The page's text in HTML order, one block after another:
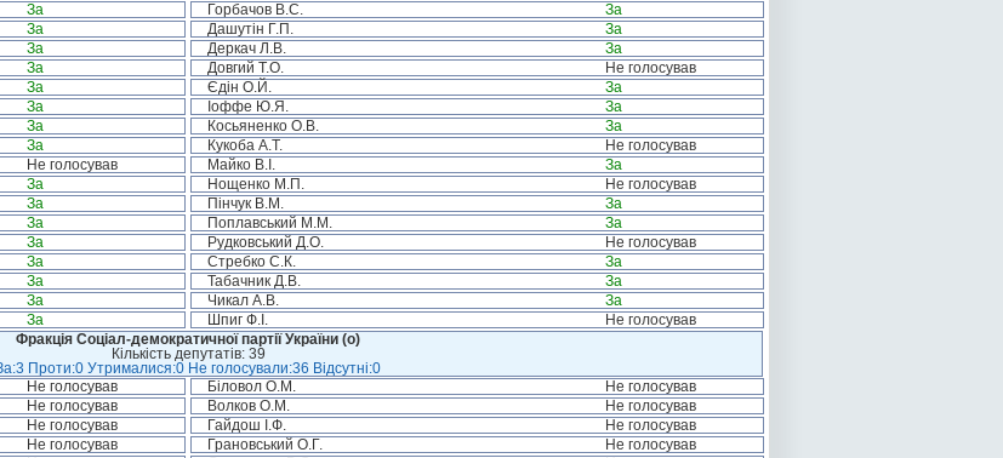
За Горбачов В.С.
За
За Дашутін Г.П.
За
За Деркач Л.В.
За
За Довгий Т.О.
Не голосував
За Єдін О.Й.
За
За Іоффе Ю.Я.
За
За Косьяненко О.В.
За
За Кукоба А.Т.
Не голосував
Не голосував Майко В.І.
За
За Нощенко М.П.
Не голосував
За Пінчук В.М.
За
За Поплавський М.М.
За
За Рудковський Д.О.
Не голосував
За Стребко С.К.
За
За Табачник Д.В.
За
За Чикал А.В.
За
За Шпиг Ф.І.
Не голосував
Фракція Соціал-демократичної партії України (о)
Кількість депутатів: 39
Проти:0 Утрималися:0 Не голосували:36 Відсутні:0
Не голосував Біловол О.М.
Не голосував
Не голосував Волков О.М.
Не голосував
Не голосував Гайдош І.Ф.
Не голосував
Не голосував Грановський О.Г.
Не голосував